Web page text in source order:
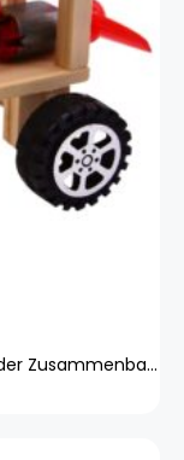
Cocosity Zusammenbau Spielzeug, Kinder Zusammenbau Spielzeug, Lernspielzeug, Bildung Experiment Spielzeug, Experiment Spielzeug